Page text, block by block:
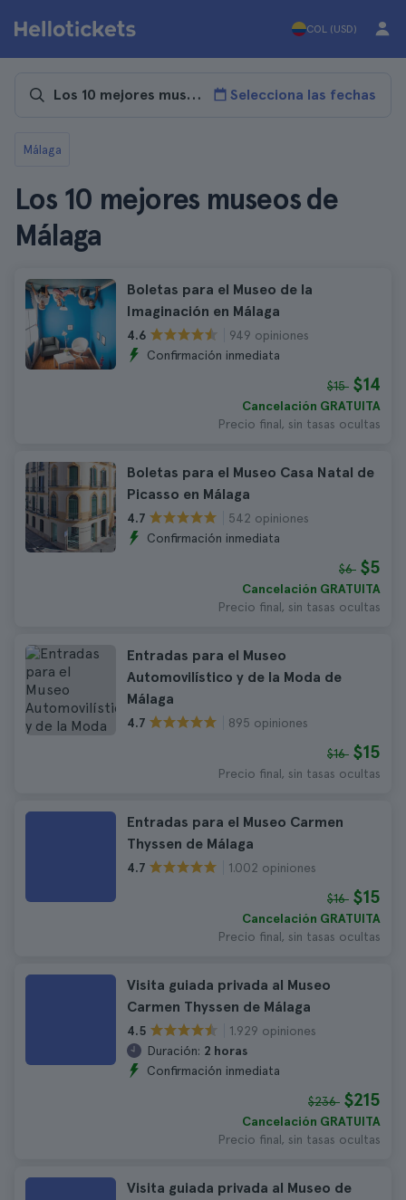
COL (USD)
Selecciona las fechas
Málaga
Los 10 mejores museos de
Málaga
Boletas para el Museo de la
Imaginación en Málaga
4.6
949 opiniones
Confirmación inmediata
$15 $14
Cancelación GRATUITA
Precio final, sin tasas ocultas
Boletas para el Museo Casa Natal de
Picasso en Málaga
4.7
542 opiniones
Confirmación inmediata
$6 $5
Cancelación GRATUITA
Precio final, sin tasas ocultas
Entradas para el Museo
Automovilístico y de la Moda de
Málaga
4.7 895 opiniones
$16 $15
Precio final, sin tasas ocultas
Entradas para el Museo Carmen
Thyssen de Málaga
4.7 1.002 opiniones
$16 $15
Cancelación GRATUITA
Precio final, sin tasas ocultas
Visita guiada privada al Museo
Carmen Thyssen de Málaga
4.5
1.929 opiniones
Duración: 2 horas
Confirmación inmediata
$236 $215
Cancelación GRATUITA
Precio final, sin tasas ocultas
Visita guiada privada al Museo de